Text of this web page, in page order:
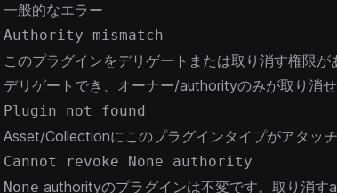
一般的なエラー
Authority mismatch
このプラグインをデリゲートまたは取り消す権限
デリゲートでき、オーナー/authorityのみが取り消せ
Plugin not found
Asset/Collectionにこのプラグインタイプがアタッチ
Cannot revoke None authority
None authorityのプラグインは不変です。取り消す